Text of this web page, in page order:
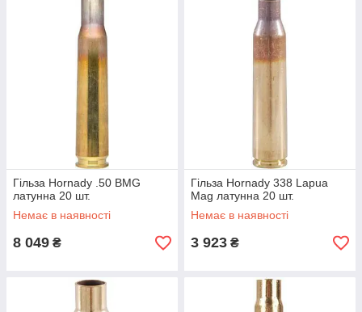
Гільза Hornady .50 BMG
латунна 20 шт.
Немає в наявності
8 049 ₴
Гільза Hornady 338 Lapua
Mag латунна 20 шт.
Немає в наявності
3 923 ₴